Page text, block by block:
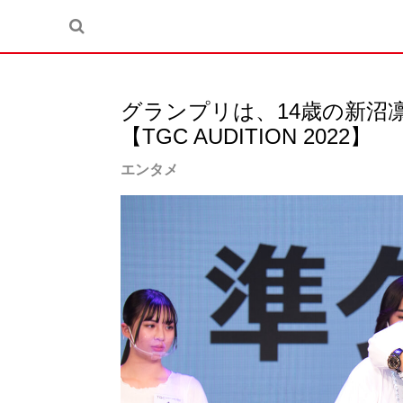
グランプリは、14歳の新沼
【TGC AUDITION 2022】
エンタメ